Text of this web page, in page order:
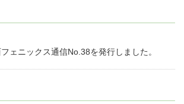
ェニックス通信No.38を発行しました。